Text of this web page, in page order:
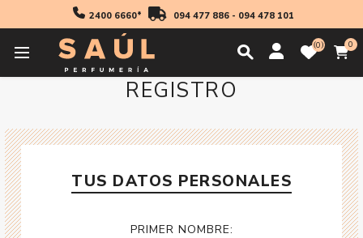
2400 6660* 094 477 886- 094 478 101
0 0
REGISTRO
TUS DATOS PERSONALES
PRIMER NOMBRE: